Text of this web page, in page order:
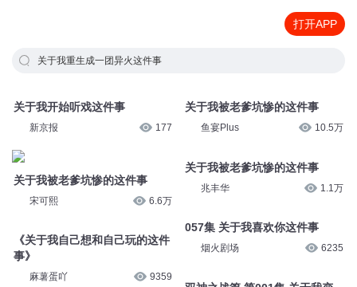
打开APP
关于我重生成一团异火这件事
关于我开始听戏这件事
新京报 177
关于我被老爹坑惨的这件事
宋可熙 6.6万
《关于我自己想和自己玩的这件
事》
麻薯蛋吖 9359
关于我被老爹坑惨的这件事
鱼宴Plus 10.5万
关于我被老爹坑惨的这件事
兆丰华 1.1万
057集 关于我喜欢你这件事
烟火剧场 6235